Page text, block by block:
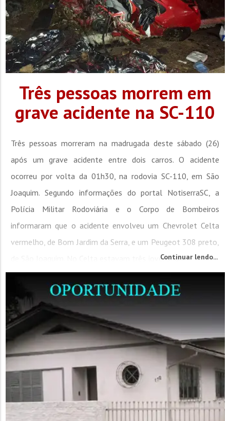
Três pessoas morrem em
grave acidente na SC-110
Três pessoas morreram na madrugada deste sábado (26)
após um grave acidente entre dois carros. O acidente
ocorreu por volta da 01h30, na rodovia SC-110, em São
Joaquim. Segundo informações do portal NotiserraSC, a
Polícia Militar Rodoviária e o Corpo de Bombeiros
informaram que o acidente envolveu um Chevrolet Celta
vermelho, de Bom Jardim da Serra, e um Peugeot 308 preto,
de São Joaquim. No Celta estavam três jovens: o...Continuar lendo...